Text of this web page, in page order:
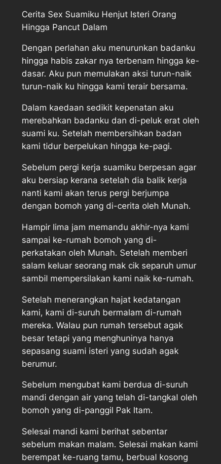
Cerita Sex Suamiku Henjut Isteri Orang
Hingga Pancut Dalam
Dengan perlahan aku menurunkan badanku
hingga habis zakar nya terbenam hingga ke-
dasar. Aku pun memulakan aksi turun-naik
turun-naik ku hingga kami terair bersama.
Dalam kaedaan sedikit kepenatan aku
merebahkan badanku dan di-peluk erat oleh
suami ku. Setelah membersihkan badan
kami tidur berpelukan hingga ke-pagi.
Sebelum pergi kerja suamiku berpesan agar
aku bersiap kerana setelah dia balik kerja
nanti kami akan terus pergi berjumpa
dengan bomoh yang di-cerita oleh Munah.
Hampir lima jam memandu akhir-nya kami
sampai ke-rumah bomoh yang di-
perkatakan oleh Munah. Setelah memberi
salam keluar seorang mak cik separuh umur
sambil mempersilakan kami naik ke-rumah.
Setelah menerangkan hajat kedatangan
kami, kami di-suruh bermalam di-rumah
mereka. Walau pun rumah tersebut agak
besar tetapi yang menghuninya hanya
sepasang suami isteri yang sudah agak
berumur.
Sebelum mengubat kami berdua di-suruh
mandi dengan air yang telah di-tangkal oleh
bomoh yang di-panggil Pak Itam.
Selesai mandi kami berihat sebentar
sebelum makan malam. Selesai makan kami
berempat ke-ruang tamu, berbual kosong